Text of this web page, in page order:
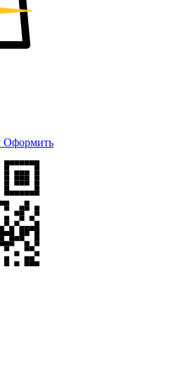
Оформить